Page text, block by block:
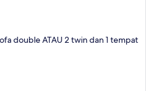
double ATAU 2 twin dan 1 tempat